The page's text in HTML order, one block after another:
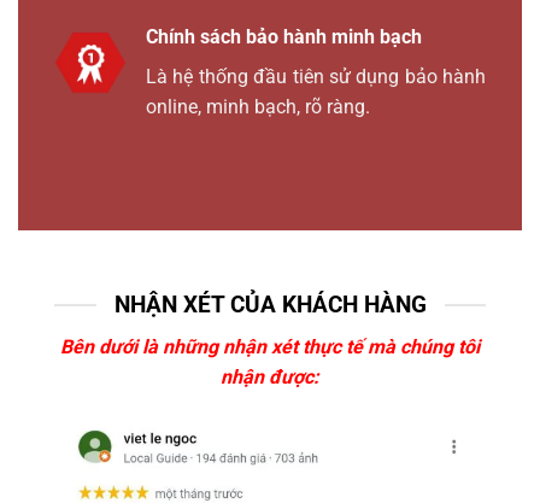
Chính sách bảo hành minh bạch
Là hệ thống đầu tiên sử dụng bảo hành
online, minh bạch, rõ ràng.
NHẬN XÉT CỦA KHÁCH HÀNG
Bên dưới là những nhận xét thực tế mà chúng tôi
nhận được: